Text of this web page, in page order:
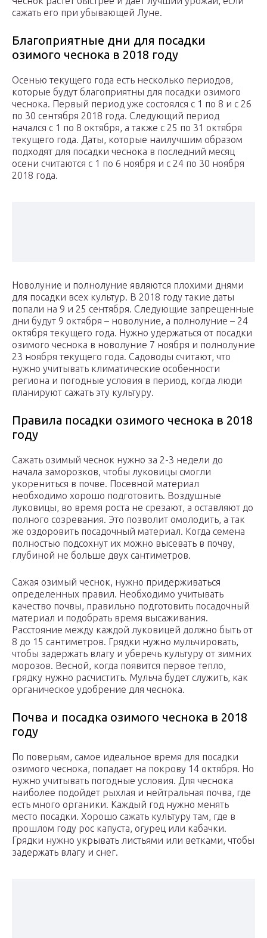
сажать его при убывающей Луне.
Благоприятные дни для посадки
озимого чеснока в 2018 году
Осенью текущего года есть несколько периодов,
которые будут благоприятны для посадки озимого
чеснока. Первый период уже состоялся с 1 по 8 и с 26
по 30 сентября 2018 года. Следующий период
начался с 1 по 8 октября, а также с 25 по 31 октября
текущего года. Даты, которые наилучшим образом
подходят для посадки чеснока в последний месяц
осени считаются с 1 по 6 ноября и с 24 по 30 ноября
2018 года.
Новолуние и полнолуние являются плохими днями
для посадки всех культур. В 2018 году такие даты
попали на 9 и 25 сентября. Следующие запрещенные
дни будут 9 октября – новолуние, а полнолуние – 24
октября текущего года. Нужно удержаться от посадки
озимого чеснока в новолуние 7 ноября и полнолуние
23 ноября текущего года. Садоводы считают, что
нужно учитывать климатические особенности
региона и погодные условия в период, когда люди
планируют сажать эту культуру.
Правила посадки озимого чеснока в 2018
году
Сажать озимый чеснок нужно за 2-3 недели до
начала заморозков, чтобы луковицы смогли
укорениться в почве. Посевной материал
необходимо хорошо подготовить. Воздушные
луковицы, во время роста не срезают, а оставляют до
полного созревания. Это позволит омолодить, а так
же оздоровить посадочный материал. Когда семена
полностью подсохнут их можно высевать в почву,
глубиной не больше двух сантиметров.
Сажая озимый чеснок, нужно придерживаться
определенных правил. Необходимо учитывать
качество почвы, правильно подготовить посадочный
материал и подобрать время высаживания.
Расстояние между каждой луковицей должно быть от
8 до 15 сантиметров. Грядки нужно мульчировать,
чтобы задержать влагу и уберечь культуру от зимних
морозов. Весной, когда появится первое тепло,
грядку нужно расчистить. Мульча будет служить, как
органическое удобрение для чеснока.
Почва и посадка озимого чеснока в 2018
году
По поверьям, самое идеальное время для посадки
озимого чеснока, попадает на покрову 14 октября. Но
нужно учитывать погодные условия. Для чеснока
наиболее подойдет рыхлая и нейтральная почва, где
есть много органики. Каждый год нужно менять
место посадки. Хорошо сажать культуру там, где в
прошлом году рос капуста, огурец или кабачки.
Грядки нужно укрывать листьями или ветками, чтобы
задержать влагу и снег.